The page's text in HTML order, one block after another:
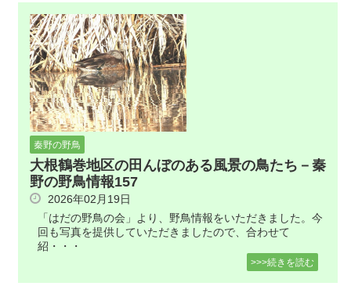
秦野の野鳥
大根鶴巻地区の田んぼのある風景の鳥たち－秦
野の野鳥情報157
2026年02月19日
「はだの野鳥の会」より、野鳥情報をいただきました。今
回も写真を提供していただきましたので、合わせて
紹・・・
>>>続きを読む